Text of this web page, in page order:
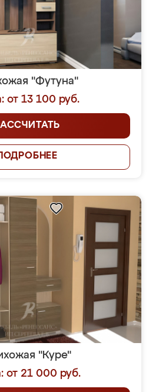
"Футуна"
от 13 100 руб.
"Куре"
от 21 000 руб.